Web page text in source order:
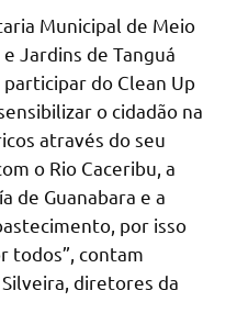
Municipal de Meio
Jardins de Tanguá
do Clean Up
o cidadão na
através do seu
o Rio Caceribu, a
de Guanabara e a
por isso
todos”, contam
diretores da